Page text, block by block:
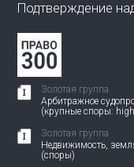
Подтверждение
Золотая группа
Арбитражное
(крупные споры:
Золотая группа
Недвижимость,
(споры)